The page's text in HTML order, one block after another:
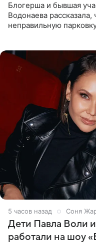
Блогерша и бывшая
Водонаева
неправильную
5 часов назад Соня
Дети Павла Воли
работали на шоу